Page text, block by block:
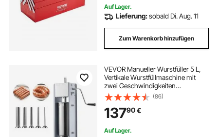
Auf Lager.
Lieferung:sobald Di. Aug. 11
Zum Warenkorb hinzufügen
VEVOR Manueller Wurstfüller 5 L,
Vertikale Wurstfüllmaschine mit
zwei Geschwindigkeiten
(Schnell/Langsam) & 5 Füllrohren &
Griff, Fleischfüller aus Edelstahl für
Gewerblichen & Privaten Gebrauch
(86)
13790€
Auf Lager.